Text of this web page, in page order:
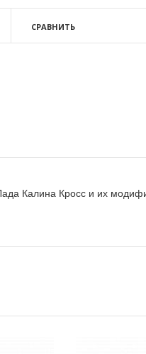
СРАВНИТЬ
Калина Кросс и их